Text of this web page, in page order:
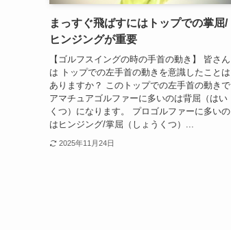
まっすぐ飛ばすにはトップでの掌屈/
ヒンジングが重要
【ゴルフスイングの時の手首の動き】 皆さん
は トップでの左手首の動きを意識したことは
ありますか？ このトップでの左手首の動きで
アマチュアゴルファーに多いのは背屈（はい
くつ）になります。 プロゴルファーに多いの
はヒンジング/掌屈（しょうくつ）...
2025年11月24日